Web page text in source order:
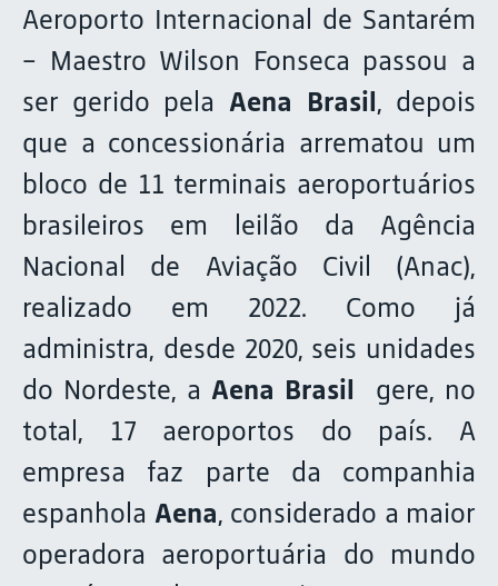
Aeroporto Internacional de Santarém
– Maestro Wilson Fonseca passou a
ser gerido pela Aena Brasil, depois
que a concessionária arrematou um
bloco de 11 terminais aeroportuários
brasileiros em leilão da Agência
Nacional de Aviação Civil (Anac),
realizado em 2022. Como já
administra, desde 2020, seis unidades
do Nordeste, a Aena Brasil
gere, no
total, 17 aeroportos do país. A
empresa faz parte da companhia
espanhola Aena, considerado a maior
operadora aeroportuária do mundo